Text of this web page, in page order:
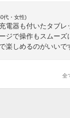
代・女性)
電器も付いたタブ
ジで操作もスムー
楽しめるのがいいで
全